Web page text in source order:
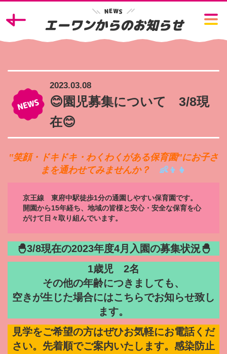
NEWS
エーワンからのお知らせ
2023.03.08
😊園児募集について 3/8現
在😊
‟笑顔・ドキドキ・わくわくがある保育園″にお子さ
まを通わせてみませんか？ 👶👦👧
京王線 東府中駅徒歩1分の通園しやすい保育園です。
開園から15年経ち、地域の皆様と安心・安全な保育を心
がけて日々取り組んでいます。
🐣3/8現在の2023年度4月入園の募集状況🐣
1歳児 2名
その他の年齢につきましても、
空きが生じた場合にはこちらでお知らせ致し
ます。
見学をご希望の方はぜひお気軽にお電話くだ
さい。先着順でご案内いたします。感染防止